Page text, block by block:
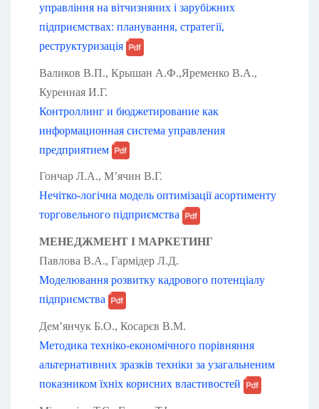
управління на вітчизняних і зарубіжних
підприємствах: планування, стратегії,
реструктуризація
Валиков В.П., Крышан А.Ф.,Яременко В.А.,
Куренная И.Г.
Контроллинг и бюджетирование как
информационная система управления
предприятием
Гончар Л.А., М’ячин В.Г.
Нечітко-логічна модель оптимізації асортименту
торговельного підприємства
МЕНЕДЖМЕНТ І МАРКЕТИНГ
Павлова В.А., Гармідер Л.Д.
Моделювання розвитку кадрового потенціалу
підприємства
Дем’янчук Б.О., Косарєв В.М.
Методика техніко-економічного порівняння
альтернативних зразків техніки за узагальненим
показником їхніх корисних властивостей